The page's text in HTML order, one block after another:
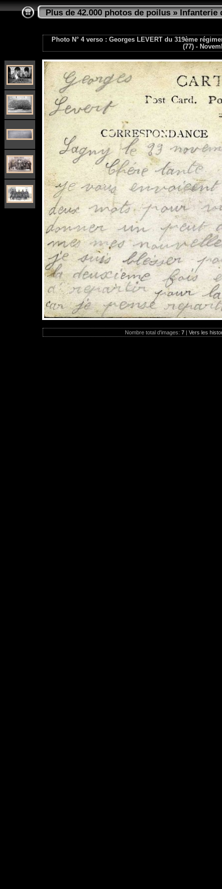
Plus de 42.000 photos de poilus»Infanterie
Photo N° 4 verso : Georges LEVERT du 319ème
(77) -
Nombre total d'images: 7 | Vers les